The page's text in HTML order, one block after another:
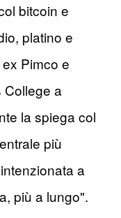
bitcoin e
platino e
Pimco e
a
la spiega col
più
a
più a lungo".